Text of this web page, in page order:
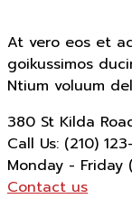
At vero eos et
goikussimos
Ntium voluum
380 St Kilda
Call Us: (210)
Monday - Friday
Contact us